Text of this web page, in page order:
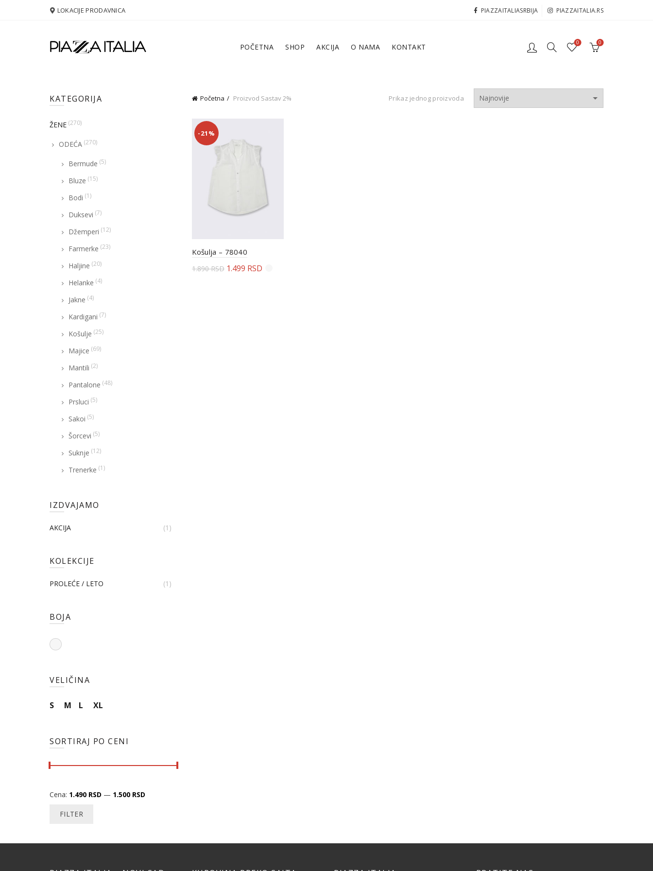
LOKACIJE PRODAVNICA PIAZZAITALIASRBIJA PIAZZAITALIA.RS
POČETNA SHOP AKCIJA O NAMA KONTAKT 0 0
Početna Proizvod Sastav2% Prikaz jednog proizvoda
-21%
Košulja – 78040
1.890RSD 1.499 RSD
KATEGORIJA
ŽENE (270)
ODEĆA (270)
Bermude (5)
Bluze (15)
Bodi (1)
Duksevi (7)
Džemperi (12)
Farmerke (23)
Haljine (20)
Helanke (4)
Jakne (4)
Kardigani (7)
Košulje (25)
Majice (69)
Mantili (2)
Pantalone (48)
Prsluci (5)
Sakoi (5)
Šorcevi (5)
Suknje (12)
Trenerke (1)
IZDVAJAMO
AKCIJA (1)
KOLEKCIJE
PROLEĆE / LETO (1)
BOJA
VELIČINA
S M L XL
SORTIRAJ PO CENI
FILTER
Cena: 1.490 RSD — 1.500 RSD